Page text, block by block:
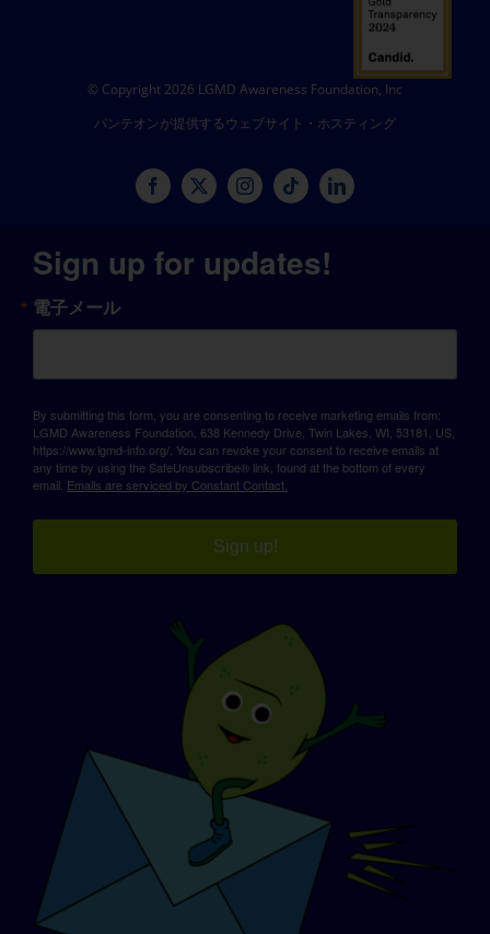
© Copyright 2026 LGMD Awareness Foundation, Inc
パンテオンが提供するウェブサイト・ホスティング
Sign up for updates!
電子メール
By submitting this form, you are consenting to receive marketing emails from:
LGMD Awareness Foundation, 638 Kennedy Drive, Twin Lakes, WI, 53181, US,
https://www.lgmd-info.org/. You can revoke your consent to receive emails at
any time by using the SafeUnsubscribe® link, found at the bottom of every
email. Emails are serviced by Constant Contact.
Sign up!